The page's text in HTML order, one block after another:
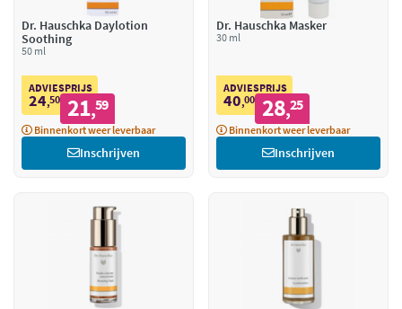
Dr. Hauschka Daylotion
Soothing
50 ml
ADVIESPRIJS
24,50 21,59
Binnenkort weer leverbaar
Inschrijven
Dr. Hauschka Masker
30 ml
ADVIESPRIJS
40,00 28,25
Binnenkort weer leverbaar
Inschrijven